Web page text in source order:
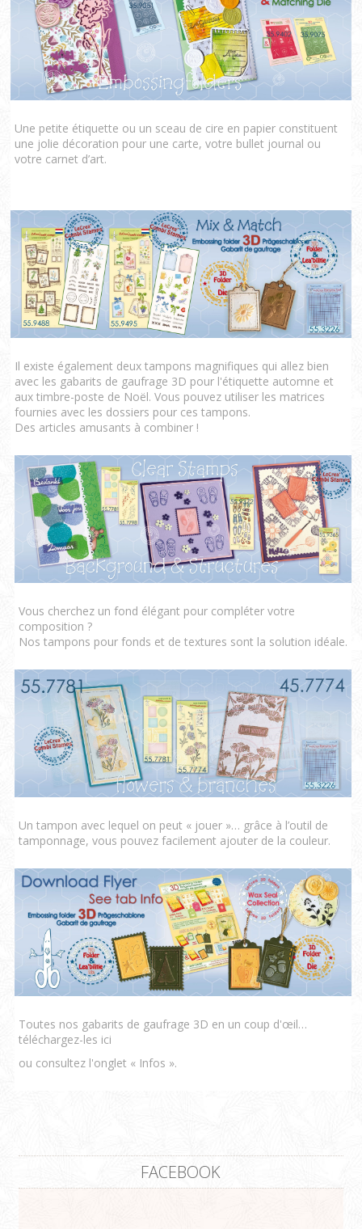
Une petite étiquette ou un sceau de cire en papier constituent
une jolie décoration pour une carte, votre bullet journal ou
votre carnet d’art.
Il existe également deux tampons magnifiques qui allez bien
avec les gabarits de gaufrage 3D pour l'étiquette automne et
aux timbre-poste de Noël. Vous pouvez utiliser les matrices
fournies avec les dossiers pour ces tampons.
Des articles amusants à combiner !
Vous cherchez un fond élégant pour compléter votre
composition ?
Nos tampons pour fonds et de textures sont la solution idéale.
Un tampon avec lequel on peut « jouer »… grâce à l’outil de
tamponnage, vous pouvez facilement ajouter de la couleur.
Toutes nos gabarits de gaufrage 3D en un coup d'œil…
téléchargez-les ici
ou consultez l'onglet « Infos ».
FACEBOOK